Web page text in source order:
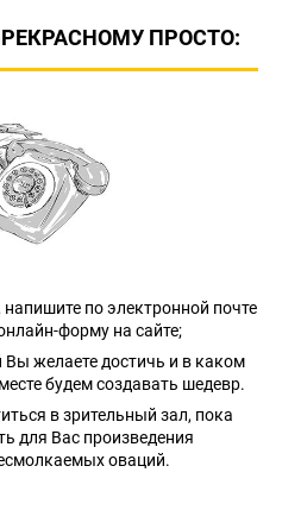
ПРОСТО:
по электронной почте
форму на сайте;
Вы желаете достичь и в каком
будем создавать шедевр.
в зрительный зал, пока
для Вас произведения
оваций.